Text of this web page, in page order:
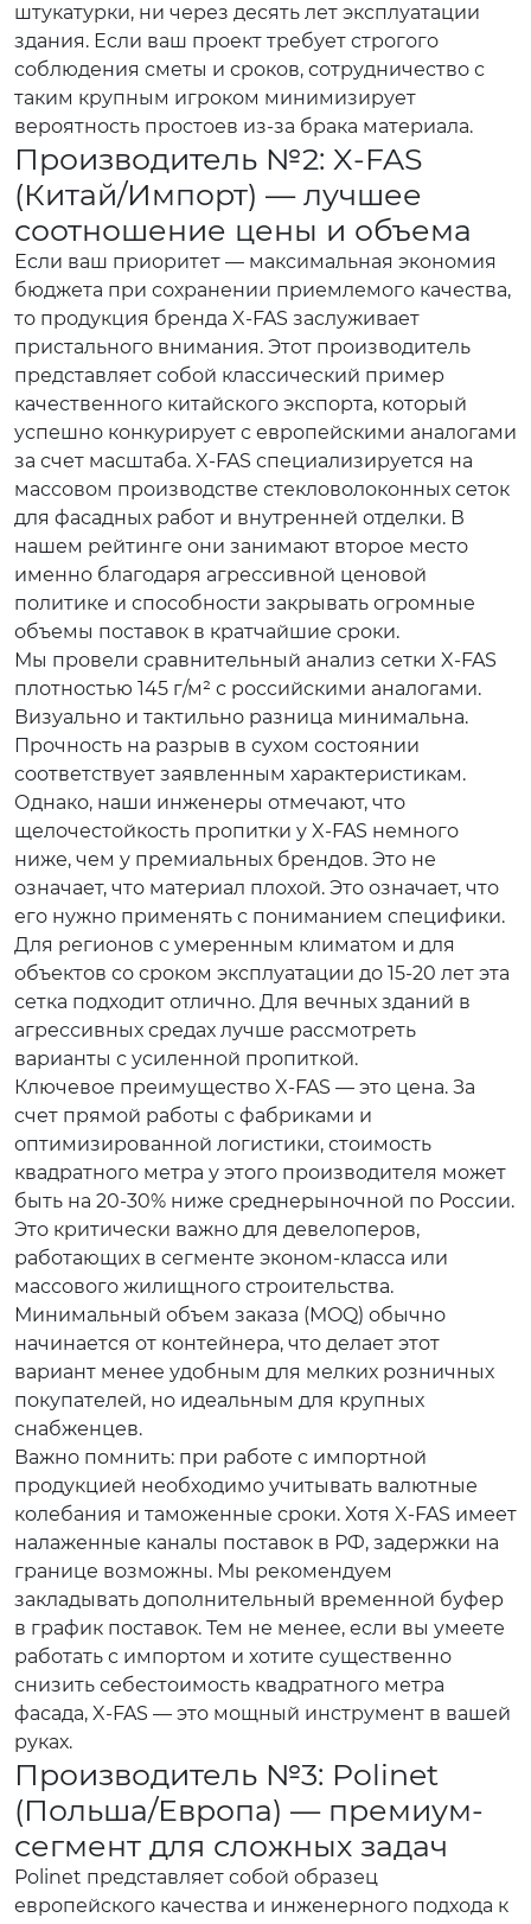
штукатурки, ни через десять лет эксплуатации
здания. Если ваш проект требует строгого
соблюдения сметы и сроков, сотрудничество с
таким крупным игроком минимизирует
вероятность простоев из-за брака материала.
Производитель №2: X-FAS
(Китай/Импорт) — лучшее
соотношение цены и объема
Если ваш приоритет — максимальная экономия
бюджета при сохранении приемлемого качества,
то продукция бренда X-FAS заслуживает
пристального внимания. Этот производитель
представляет собой классический пример
качественного китайского экспорта, который
успешно конкурирует с европейскими аналогами
за счет масштаба. X-FAS специализируется на
массовом производстве стекловолоконных сеток
для фасадных работ и внутренней отделки. В
нашем рейтинге они занимают второе место
именно благодаря агрессивной ценовой
политике и способности закрывать огромные
объемы поставок в кратчайшие сроки.
Мы провели сравнительный анализ сетки X-FAS
плотностью 145 г/м² с российскими аналогами.
Визуально и тактильно разница минимальна.
Прочность на разрыв в сухом состоянии
соответствует заявленным характеристикам.
Однако, наши инженеры отмечают, что
щелочестойкость пропитки у X-FAS немного
ниже, чем у премиальных брендов. Это не
означает, что материал плохой. Это означает, что
его нужно применять с пониманием специфики.
Для регионов с умеренным климатом и для
объектов со сроком эксплуатации до 15-20 лет эта
сетка подходит отлично. Для вечных зданий в
агрессивных средах лучше рассмотреть
варианты с усиленной пропиткой.
Ключевое преимущество X-FAS — это цена. За
счет прямой работы с фабриками и
оптимизированной логистики, стоимость
квадратного метра у этого производителя может
быть на 20-30% ниже среднерыночной по России.
Это критически важно для девелоперов,
работающих в сегменте эконом-класса или
массового жилищного строительства.
Минимальный объем заказа (MOQ) обычно
начинается от контейнера, что делает этот
вариант менее удобным для мелких розничных
покупателей, но идеальным для крупных
снабженцев.
Важно помнить: при работе с импортной
продукцией необходимо учитывать валютные
колебания и таможенные сроки. Хотя X-FAS имеет
налаженные каналы поставок в РФ, задержки на
границе возможны. Мы рекомендуем
закладывать дополнительный временной буфер
в график поставок. Тем не менее, если вы умеете
работать с импортом и хотите существенно
снизить себестоимость квадратного метра
фасада, X-FAS — это мощный инструмент в вашей
руках.
Производитель №3: Polinet
(Польша/Европа) — премиум-
сегмент для сложных задач
Polinet представляет собой образец
европейского качества и инженерного подхода к